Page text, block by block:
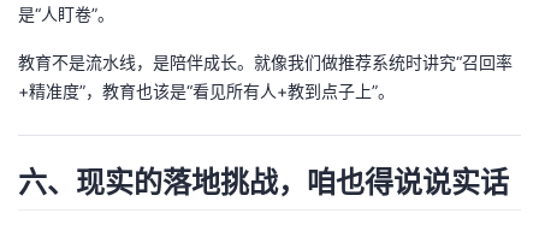
是“人盯卷”。
教育不是流水线，是陪伴成长。就像我们做推荐系统时讲究“召回率
+精准度”，教育也该是“看见所有人+教到点子上”。
六、现实的落地挑战，咱也得说说实话